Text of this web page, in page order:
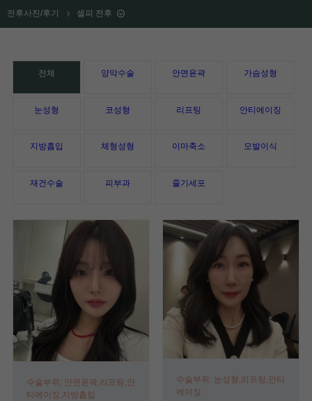
전후사진/후기 셀피 전후
전체 양악수술 안면윤곽 가슴성형
눈성형 코성형 리프팅 안티에이징
지방흡입 체형성형 이마축소 모발이식
재건수술 피부과 줄기세포
수술부위: 안면윤곽,리프팅,안
티에이징,지방흡입
수술부위: 눈성형,리프팅,안티
에이징